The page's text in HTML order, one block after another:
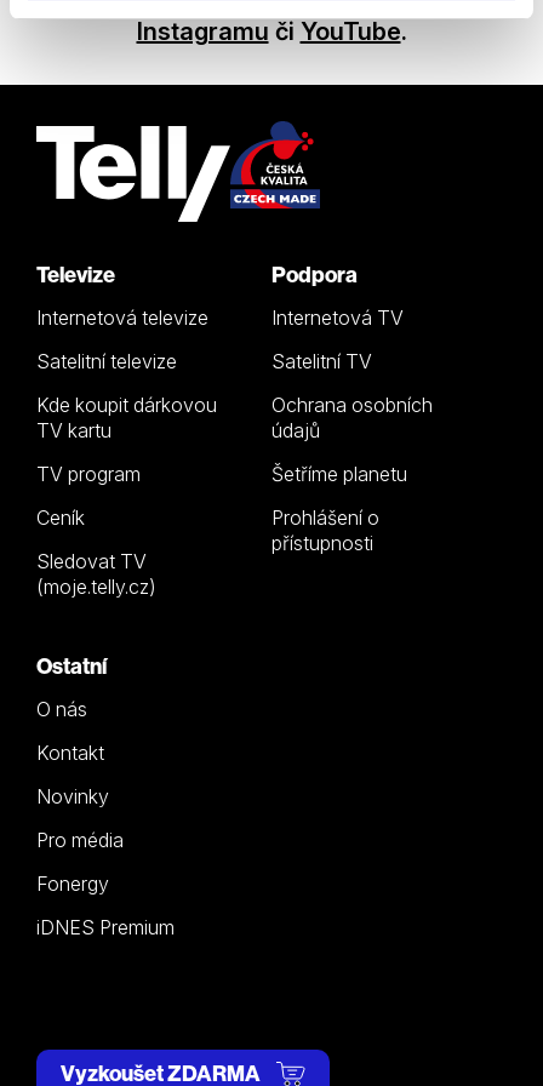
Instagramu či YouTube.
Televize
Internetová televize
Satelitní televize
Kde koupit dárkovou
TV kartu
TV program
Ceník
Sledovat TV
(moje.telly.cz)
Podpora
Internetová TV
Satelitní TV
Ochrana osobních
údajů
Šetříme planetu
Prohlášení o
přístupnosti
Ostatní
O nás
Kontakt
Novinky
Pro média
Fonergy
iDNES Premium
Vyzkoušet ZDARMA